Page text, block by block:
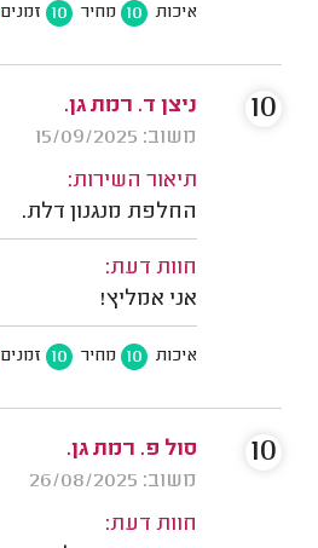
איכות 10 מחיר 10 זמנים
ניצן ד. רמת גן.
משוב: 15/09/2025
תיאור השירות:
החלפת מנגנון דלת.
חוות דעת:
אני אמליץ!
איכות 10 מחיר 10 זמנים
10
סול פ. רמת גן.
משוב: 26/08/2025
חוות דעת:
10